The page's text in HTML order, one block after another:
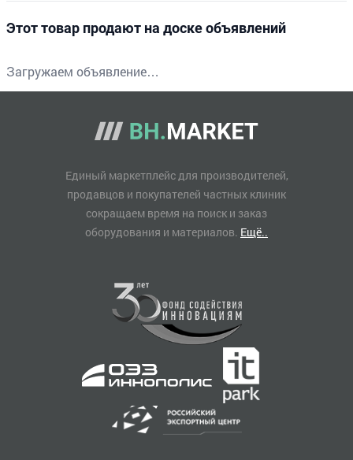
Этот товар продают на доске объявлений
Загружаем объявление…
Единый маркетплейс для производителей,
продавцов и покупателей частных клиник
сокращаем время на поиск и заказ
оборудования и материалов. Ещё..